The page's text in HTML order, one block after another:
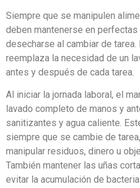
Siempre que se manipulen
deben mantenerse en
desecharse al cambiar de tarea.
reemplaza la necesidad de un
antes y después de cada tarea.
Al iniciar la jornada laboral, el
lavado completo de manos y
sanitizantes y agua caliente.
siempre que se cambie de
manipular residuos, dinero u
También mantener las uñas
evitar la acumulación de